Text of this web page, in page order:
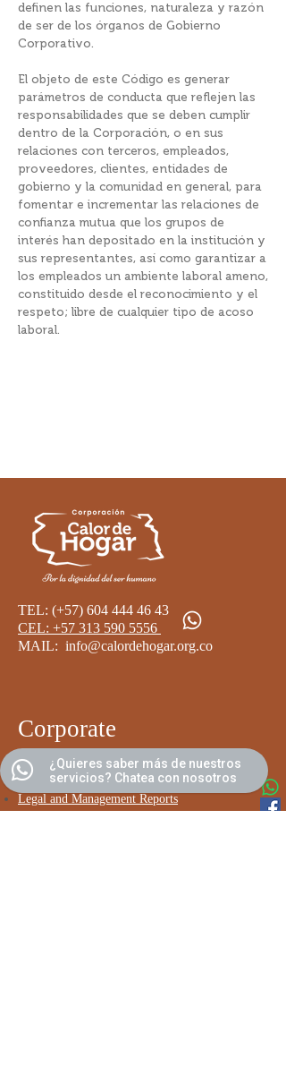
definen las funciones, naturaleza y razón
de ser de los órganos de Gobierno
Corporativo.
El objeto de este Código es generar
parámetros de conducta que reflejen las
responsabilidades que se deben cumplir
dentro de la Corporación, o en sus
relaciones con terceros, empleados,
proveedores, clientes, entidades de
gobierno y la comunidad en general, para
fomentar e incrementar las relaciones de
confianza mutua que los grupos de
interés han depositado en la institución y
sus representantes, así como garantizar a
los empleados un ambiente laboral ameno,
constituido desde el reconocimiento y el
respeto; libre de cualquier tipo de acoso
laboral.
TEL: (+57) 604 444 46 43
CEL: +57 313 590 5556 ​
MAIL: info@calordehogar.org.co
Corporate
Corporate Governance
Work with us
Legal and Management Reports
¿Quieres saber más de nuestros
servicios? Chatea con nosotros